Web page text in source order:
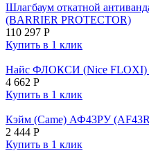
Шлагбаум откатной
(BARRIER PROTECTOR)
110 297 Р
Купить в 1 клик
Найс ФЛОКСИ (Nice FLOXI)
4 662 Р
Купить в 1 клик
Кэйм (Came) АФ43РУ
2 444 Р
Купить в 1 клик